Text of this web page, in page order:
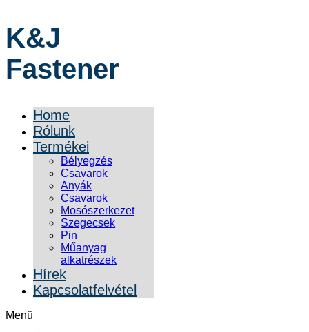
K&J
Fastener
Home
Rólunk
Termékei
Bélyegzés
Csavarok
Anyák
Csavarok
Mosószerkezet
Szegecsek
Pin
Műanyag
alkatrészek
Hírek
Kapcsolatfelvétel
Menü